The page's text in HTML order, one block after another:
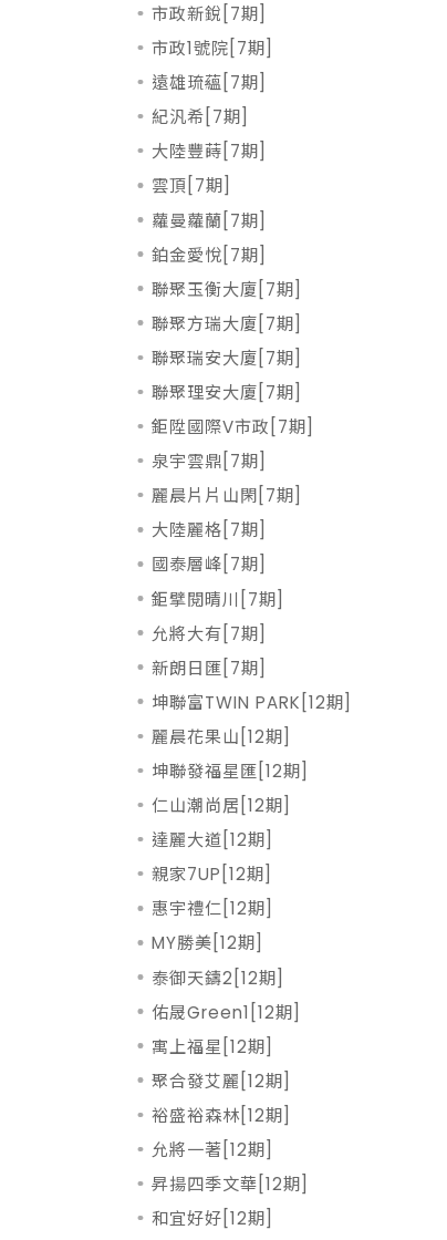
市政新銳[7期]
市政1號院[7期]
遠雄琉蘊[7期]
紀汎希[7期]
大陸豐蒔[7期]
雲頂[7期]
蘿曼蘿蘭[7期]
鉑金愛悅[7期]
聯聚玉衡大廈[7期]
聯聚方瑞大廈[7期]
聯聚瑞安大廈[7期]
聯聚理安大廈[7期]
鉅陞國際V市政[7期]
泉宇雲鼎[7期]
麗晨片片山閑[7期]
大陸麗格[7期]
國泰層峰[7期]
鉅擘閱晴川[7期]
允將大有[7期]
新朗日匯[7期]
坤聯富TWIN PARK[12期]
麗晨花果山[12期]
坤聯發福星匯[12期]
仁山潮尚居[12期]
達麗大道[12期]
親家7UP[12期]
惠宇禮仁[12期]
MY勝美[12期]
泰御天鑄2[12期]
佑晟Green1[12期]
寓上福星[12期]
聚合發艾麗[12期]
裕盛裕森林[12期]
允將一著[12期]
昇揚四季文華[12期]
和宜好好[12期]